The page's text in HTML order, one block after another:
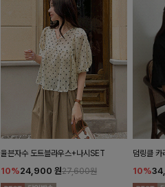
율븐자수 도트블라우스+나시SET
10%24,900 원27,600원
덤링클 카
10%